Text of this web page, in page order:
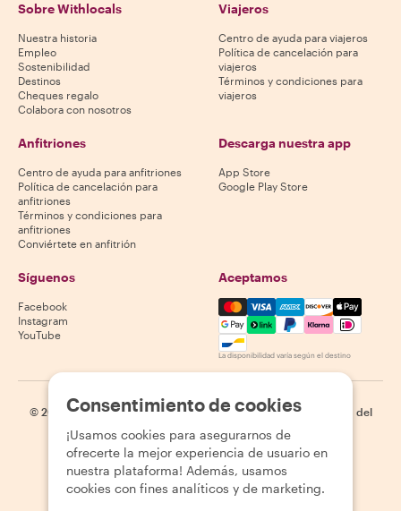
Sobre Withlocals
Nuestra historia
Empleo
Sostenibilidad
Destinos
Cheques regalo
Colabora con nosotros
Viajeros
Centro de ayuda para viajeros
Política de cancelación para
viajeros
Términos y condiciones para
viajeros
Anfitriones
Centro de ayuda para anfitriones
Política de cancelación para
anfitriones
Términos y condiciones para
anfitriones
Conviértete en anfitrión
Descarga nuestra app
App Store
Google Play Store
Síguenos
Facebook
Instagram
YouTube
Aceptamos
Mastercard, Visa, Amex,
La disponibilidad varía según el destino
© 2026 Withlocals.com | Política de privacidad | Cookies
Mapa del
Consentimiento de cookies
¡Usamos cookies para asegurarnos de
ofrecerte la mejor experiencia de usuario en
nuestra plataforma! Además, usamos
cookies con fines analíticos y de marketing.